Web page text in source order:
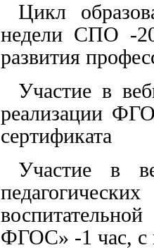
Цикл
недели СПО -
развития
Участие в
реализации
сертификата
Участие в
ФГОС» -1 час, с